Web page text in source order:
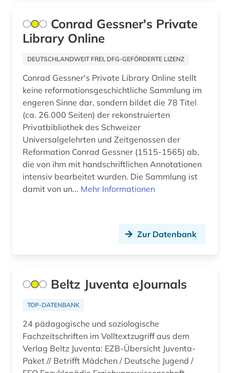
naturwissenschaftler; heiliger (1)
album (1)
aleksandr a. (1)
aleksandr n. (1)
alemannisch (1)
alexander von humboldt (3)
alexandr s. (1)
algebra (1)
algerien (1)
alighieri (3)
alkohol (2)
alkoholismus (1)
Conrad Gessner's Private
Library Online
DEUTSCHLANDWEIT FREI, DFG-GEFÖRDERTE LIZENZ
Conrad Gessner's Private Library Online stellt
keine reformationsgeschichtliche Sammlung im
engeren Sinne dar, sondern bildet die 78 Titel
(ca. 26.000 Seiten) der rekonstruierten
Privatbibliothek des Schweizer
Universalgelehrten und Zeitgenossen der
Reformation Conrad Gessner (1515-1565) ab,
die von ihm mit handschriftlichen Annotationen
intensiv bearbeitet wurden. Die Sammlung ist
damit von un... Mehr Informationen
Zur Datenbank
Beltz Juventa eJournals
TOP-DATENBANK
24 pädagogische und soziologische
Fachzeitschriften im Volltextzugriff aus dem
Verlag Beltz Juventa: EZB-Übersicht Juventa-
Paket // Betrifft Mädchen / Deutsche Jugend /